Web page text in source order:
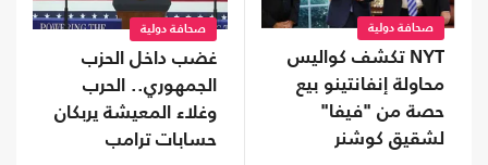
صحافة دولية
NYT تكشف كواليس
محاولة إنفانتينو بيع
حصة من "فيفا"
لشقيق كوشنر
صحافة دولية
غضب داخل الحزب
الجمهوري.. الحرب
وغلاء المعيشة يربكان
حسابات ترامب